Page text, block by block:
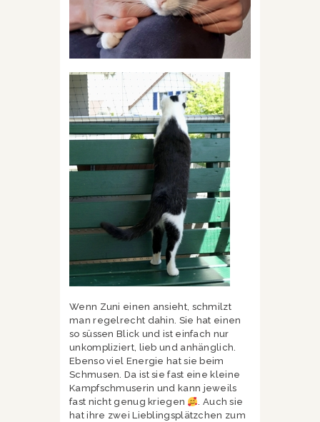
Wenn Zuni einen ansieht, schmilzt
man regelrecht dahin. Sie hat einen
so süssen Blick und ist einfach nur
unkompliziert, lieb und anhänglich.
Ebenso viel Energie hat sie beim
Schmusen. Da ist sie fast eine kleine
Kampfschmuserin und kann jeweils
fast nicht genug kriegen
. Auch sie
hat ihre zwei Lieblingsplätzchen zum